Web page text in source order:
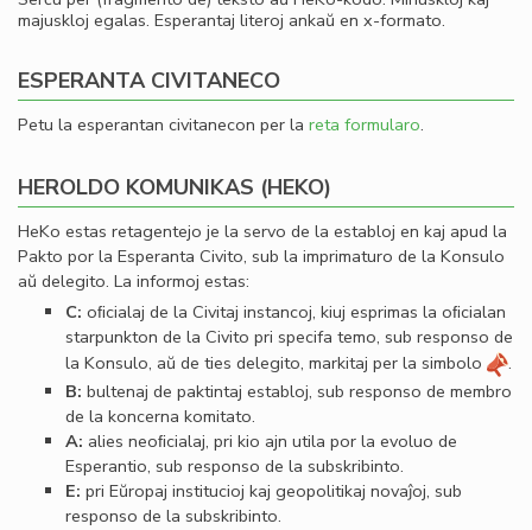
majuskloj egalas. Esperantaj literoj ankaŭ en x-formato.
ESPERANTA CIVITANECO
Petu la esperantan civitanecon per la reta formularo.
HEROLDO KOMUNIKAS (HEKO)
HeKo estas retagentejo je la servo de la establoj en kaj apud la
Pakto por la Esperanta Civito, sub la imprimaturo de la Konsulo
aŭ delegito. La informoj estas:
C: oﬁcialaj de la Civitaj instancoj, kiuj esprimas la oﬁcialan
starpunkton de la Civito pri specifa temo, sub responso de
la Konsulo, aŭ de ties delegito, markitaj per la simbolo
.
B: bultenaj de paktintaj establoj, sub responso de membro
de la koncerna komitato.
A: alies neoﬁcialaj, pri kio ajn utila por la evoluo de
Esperantio, sub responso de la subskribinto.
E: pri Eŭropaj institucioj kaj geopolitikaj novaĵoj, sub
responso de la subskribinto.